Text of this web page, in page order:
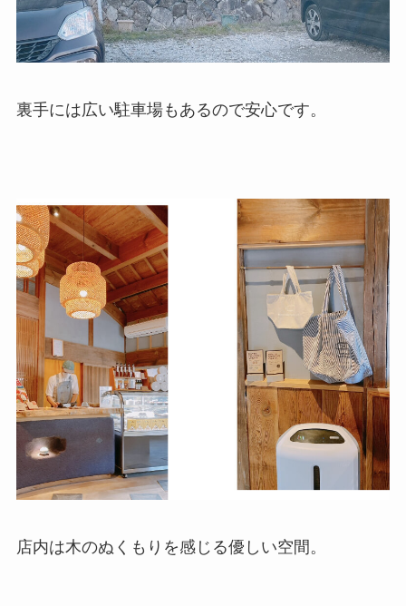
裏手には広い駐車場もあるので安心です。
店内は木のぬくもりを感じる優しい空間。